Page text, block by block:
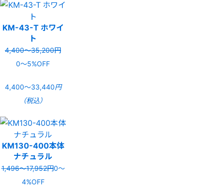
KM-43-T ホワイ
ト
4,400〜35,200円
0〜5%OFF
4,400〜33,440円
（税込）
KM130-400本体
ナチュラル
1,496〜17,952円0〜
4%OFF